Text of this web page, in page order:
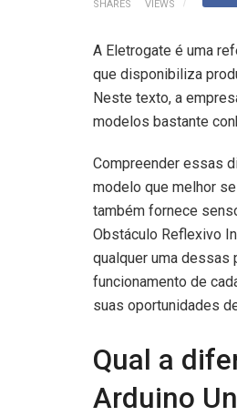
SHARES VIEWS
A Eletrogate é uma
que disponibiliza
Neste texto, a
modelos bastante
Compreender essas
modelo que melhor
também fornece
Obstáculo Reflexivo
qualquer uma dessas
funcionamento de
suas oportunidades
Qual a
Arduino